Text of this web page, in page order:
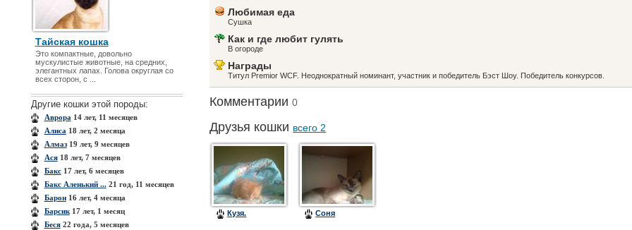
Тайская кошка
Это компактные, довольно
мускулистые животные, на средних,
элегантных лапах. Голова округлая со
всех сторон, с ...
Другие кошки этой породы:
Аврора 14 лет, 11 месяцев
Алиса 18 лет, 2 месяца
Алмаз19 лет, 9 месяцев
Ася18 лет, 7 месяцев
Бакс17 лет, 6 месяцев
Бакс Аленький ...21 год, 11 месяцев
Барон16 лет, 4 месяца
Барсик17 лет, 1 месяц
Беся22 года, 5 месяцев
Любимая еда
Сушка
Как и где любит гулять
В огороде
Награды
Титул Premior WCF. Неоднократный номинант, участник и победитель Бэст Шоу. Победитель конкурсов.
Комментарии0
Друзья кошки всего 2
Кузя. Соня